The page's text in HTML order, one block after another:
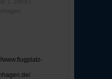
www.flugplatz-